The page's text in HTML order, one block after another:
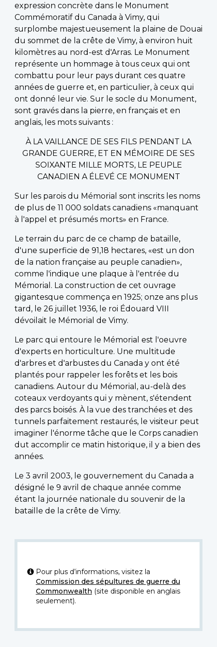
expression concrète dans le Monument
Commémoratif du Canada à Vimy, qui
surplombe majestueusement la plaine de Douai
du sommet de la crête de Vimy, à environ huit
kilomètres au nord-est d'Arras. Le Monument
représente un hommage à tous ceux qui ont
combattu pour leur pays durant ces quatre
années de guerre et, en particulier, à ceux qui
ont donné leur vie. Sur le socle du Monument,
sont gravés dans la pierre, en français et en
anglais, les mots suivants :
À LA VAILLANCE DE SES FILS PENDANT LA
GRANDE GUERRE, ET EN MÉMOIRE DE SES
SOIXANTE MILLE MORTS, LE PEUPLE
CANADIEN A ÉLEVÉ CE MONUMENT
Sur les parois du Mémorial sont inscrits les noms
de plus de 11 000 soldats canadiens «manquant
à l'appel et présumés morts» en France.
Le terrain du parc de ce champ de bataille,
d'une superficie de 91,18 hectares, «est un don
de la nation française au peuple canadien»,
comme l'indique une plaque à l'entrée du
Mémorial. La construction de cet ouvrage
gigantesque commença en 1925; onze ans plus
tard, le 26 juillet 1936, le roi Édouard VIII
dévoilait le Mémorial de Vimy.
Le parc qui entoure le Mémorial est l'oeuvre
d'experts en horticulture. Une multitude
d'arbres et d'arbustes du Canada y ont été
plantés pour rappeler les forêts et les bois
canadiens. Autour du Mémorial, au-delà des
coteaux verdoyants qui y mènent, s'étendent
des parcs boisés. À la vue des tranchées et des
tunnels parfaitement restaurés, le visiteur peut
imaginer l'énorme tâche que le Corps canadien
dut accomplir ce matin historique, il y a bien des
années.
Le 3 avril 2003, le gouvernement du Canada a
désigné le 9 avril de chaque année comme
étant la journée nationale du souvenir de la
bataille de la crête de Vimy.
Pour plus d’informations, visitez la
Commission des sépultures de guerre du
Commonwealth (site disponible en anglais
seulement).